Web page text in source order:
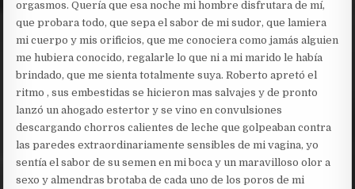
orgasmos. Quería que esa noche mi hombre disfrutara de mí,
que probara todo, que sepa el sabor de mi sudor, que lamiera
mi cuerpo y mis orificios, que me conociera como jamás alguien
me hubiera conocido, regalarle lo que ni a mi marido le había
brindado, que me sienta totalmente suya. Roberto apretó el
ritmo , sus embestidas se hicieron mas salvajes y de pronto
lanzó un ahogado estertor y se vino en convulsiones
descargando chorros calientes de leche que golpeaban contra
las paredes extraordinariamente sensibles de mi vagina, yo
sentía el sabor de su semen en mi boca y un maravilloso olor a
sexo y almendras brotaba de cada uno de los poros de mi